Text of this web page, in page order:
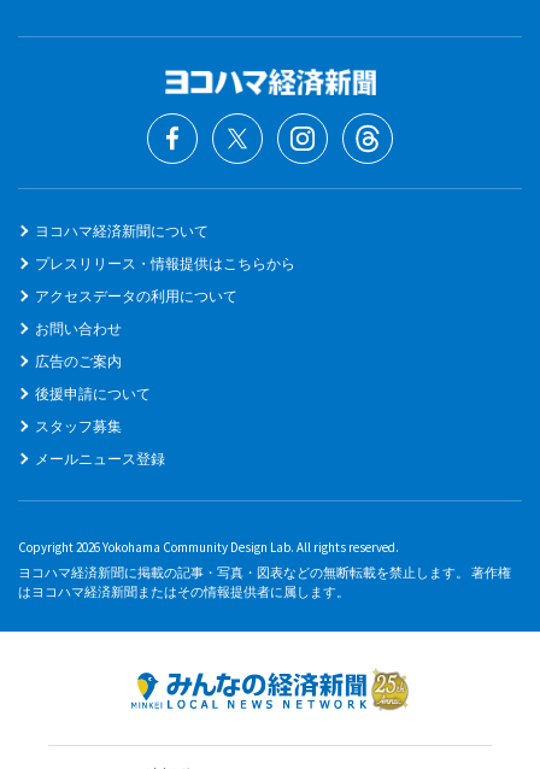
ヨコハマ経済新聞について
プレスリリース・情報提供はこちらから
アクセスデータの利用について
お問い合わせ
広告のご案内
後援申請について
スタッフ募集
メールニュース登録
Copyright 2026 Yokohama Community Design Lab. All rights reserved.
ヨコハマ経済新聞に掲載の記事・写真・図表などの無断転載を禁止します。 著作権
はヨコハマ経済新聞またはその情報提供者に属します。